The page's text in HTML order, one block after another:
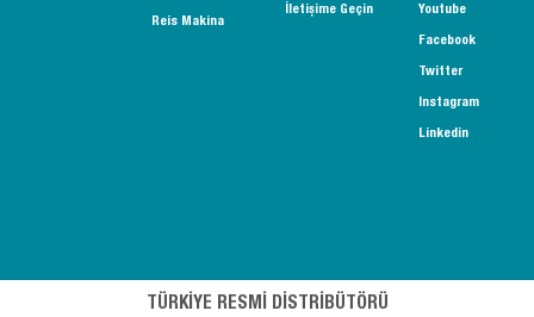
Reis Makina
İletişime Geçin
Youtube
Facebook
Twitter
Instagram
Linkedin
TÜRKİYE RESMİ DİSTRİBÜTÖRÜ